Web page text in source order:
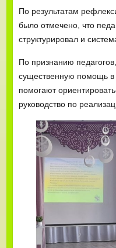
По результатам
было отмечено, что
структурировал и
По признанию
существенную помощь
помогают
руководство по